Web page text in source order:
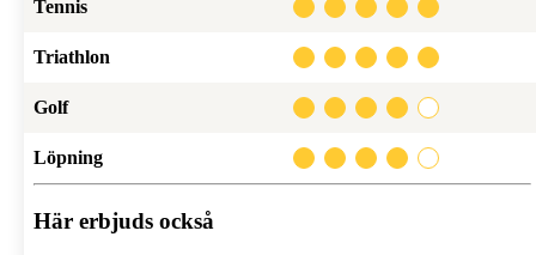
Tennis
Triathlon
Golf
Löpning
Här erbjuds också